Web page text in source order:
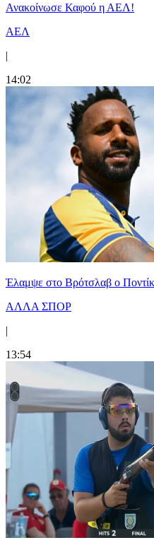
Ανακοίνωσε Καφού η ΑΕΛ!
ΑΕΛ
|
14:02
Έλαμψε στο Βρότσλαβ ο
ΑΛΛΑ ΣΠΟΡ
|
13:54